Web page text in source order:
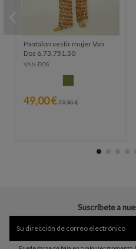
Pantalon vestir mujer Van
Dos 6.73.751.30
VAN-DOS
49,00 € 79,90 €
Suscríbete a